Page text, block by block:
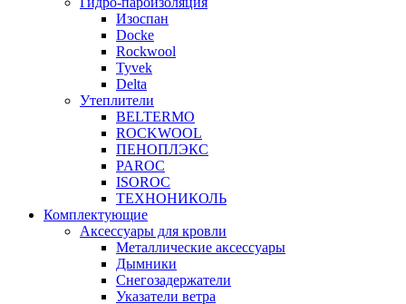
Изоспан
Docke
Rockwool
Tyvek
Delta
Утеплители
BELTERMO
ROCKWOOL
ПЕНОПЛЭКС
PAROC
ISOROC
ТЕХНОНИКОЛЬ
Комплектующие
Аксессуары для кровли
Металлические аксессуары
Дымники
Снегозадержатели
Указатели ветра